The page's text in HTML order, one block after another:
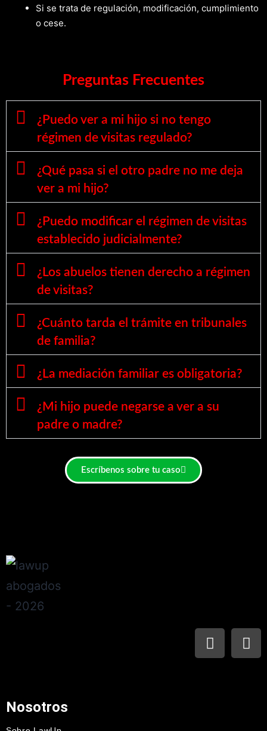
Si se trata de regulación, modificación, cumplimiento
o cese.
Preguntas Frecuentes
¿Puedo ver a mi hijo si no tengo
régimen de visitas regulado?
¿Qué pasa si el otro padre no me deja
ver a mi hijo?
¿Puedo modificar el régimen de visitas
establecido judicialmente?
¿Los abuelos tienen derecho a régimen
de visitas?
¿Cuánto tarda el trámite en tribunales
de familia?
¿La mediación familiar es obligatoria?
¿Mi hijo puede negarse a ver a su
padre o madre?
Escríbenos sobre tu caso
Nosotros